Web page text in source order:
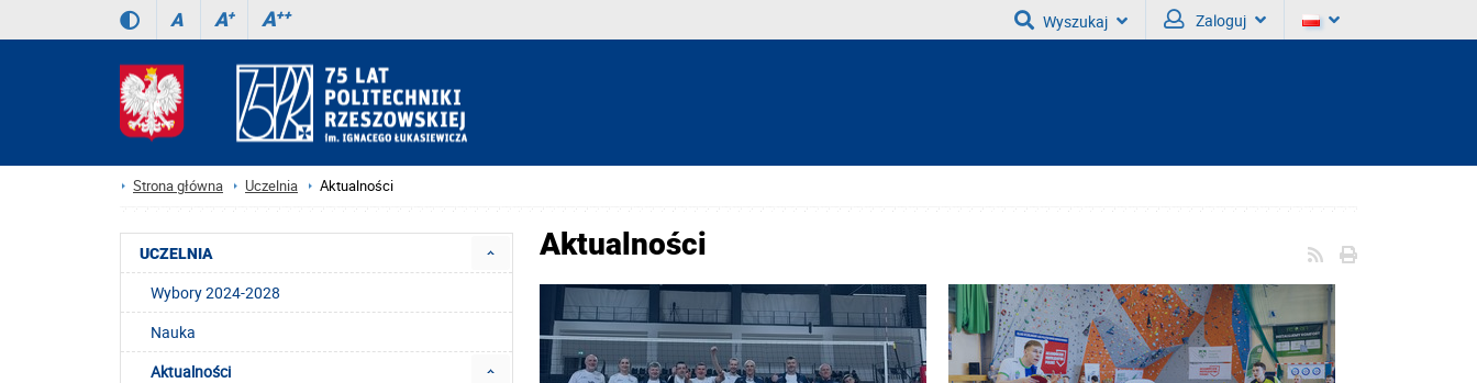
A A+ A++ Wyszukaj Zaloguj
Strona główna Uczelnia Aktualności
Aktualności
UCZELNIA
Wybory 2024-2028
Nauka
Aktualności